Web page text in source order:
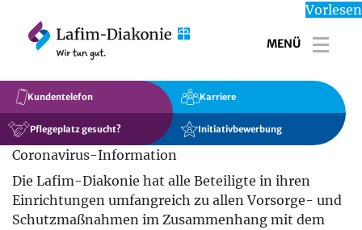
Vorlesen
MENÜ
Kundentelefon
Pflegeplatz gesucht?
Karriere
Initiativbewerbung
Coronavirus-Information
Die Lafim-Diakonie hat alle Beteiligte in ihren
Einrichtungen umfangreich zu allen Vorsorge- und
Schutzmaßnahmen im Zusammenhang mit dem